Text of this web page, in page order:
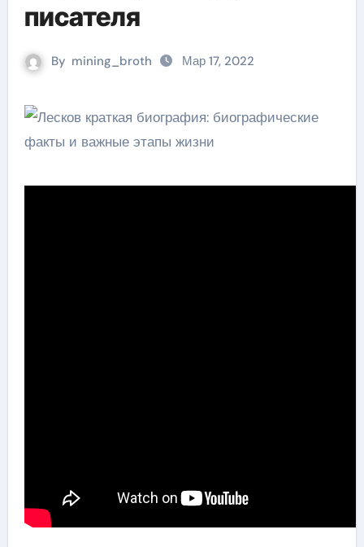
писателя
By mining_broth Мар 17, 2022